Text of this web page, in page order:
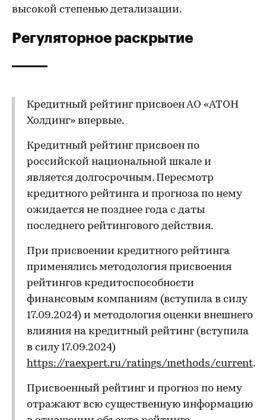
высокой степенью детализации.
Регуляторное раскрытие
Кредитный рейтинг присвоен АО «АТОН
Холдинг» впервые.
Кредитный рейтинг присвоен по
российской национальной шкале и
является долгосрочным. Пересмотр
кредитного рейтинга и прогноза по нему
ожидается не позднее года с даты
последнего рейтингового действия.
При присвоении кредитного рейтинга
применялись методология присвоения
рейтингов кредитоспособности
финансовым компаниям (вступила в силу
17.09.2024) и методология оценки внешнего
влияния на кредитный рейтинг (вступила
в силу 17.09.2024)
https://raexpert.ru/ratings/methods/current.
Присвоенный рейтинг и прогноз по нему
отражают всю существенную информацию